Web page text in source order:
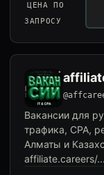
ЦЕНА ПО
ЗАПРОСУ
Вакансии для
трафика, CPA,
Алматы и
affiliate.careers/...